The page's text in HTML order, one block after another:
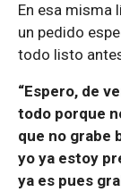
En esa misma
un pedido
todo listo
“Espero, de
todo porque
que no grabe
yo ya estoy
ya es pues